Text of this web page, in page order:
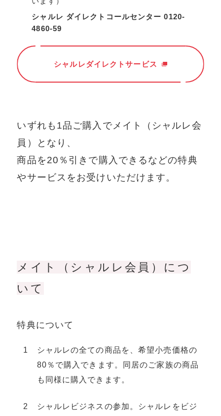
シャルレ ダイレクトコールセンター 0120-
4860-59
シャルレダイレクトサービス
いずれも1品ご購⼊でメイト（シャルレ会
員）となり、
商品を20％引きで購⼊できるなどの特典
やサービスをお受けいただけます。
メイト（シャルレ会員）につ
いて
特典について
シャルレの全ての商品を、希望⼩売価格の
80％で購⼊できます。同居のご家族の商品
も同様に購⼊できます。
シャルレビジネスの参加。シャルレをビジ